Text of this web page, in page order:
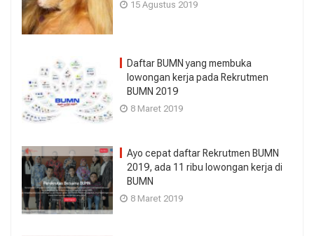
15 Agustus 2019
Daftar BUMN yang membuka
lowongan kerja pada Rekrutmen
BUMN 2019
8 Maret 2019
Ayo cepat daftar Rekrutmen BUMN
2019, ada 11 ribu lowongan kerja di
BUMN
8 Maret 2019